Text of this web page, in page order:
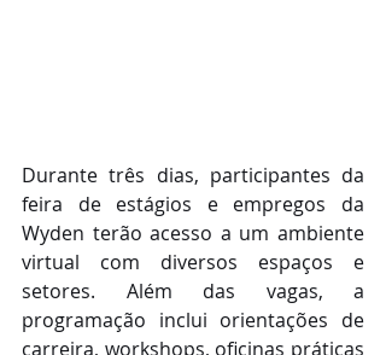
Durante três dias, participantes da
feira de estágios e empregos da
Wyden terão acesso a um ambiente
virtual com diversos espaços e
setores. Além das vagas, a
programação inclui orientações de
carreira, workshops, oficinas práticas